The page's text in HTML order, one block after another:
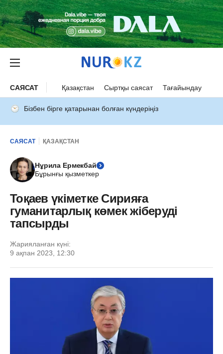
САЯСАТ Қазақстан Сыртқы саясат Тағайындау
Бізбен бірге қатарынан болған күндеріңіз
САЯСАТ ҚАЗАҚСТАН
Нұрила Ермекбай
Бұрынғы қызметкер
Тоқаев үкіметке Сирияға
гуманитарлық көмек жіберуді
тапсырды
Жарияланған күні:
9 ақпан 2023, 12:30